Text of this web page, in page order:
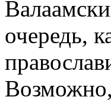
очередь,